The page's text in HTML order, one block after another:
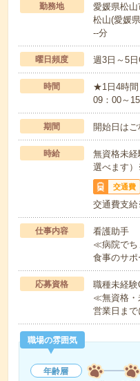
勤務地
愛媛県松山
松山(愛媛
--分
曜日頻度 週3日～5
時間
★1日4時間
09：00～
期間 開始日は
時給
無資格未
選べます
交通費
交通費支
仕事内容
看護助手
≪病院でち
食事のサ
応募資格
職種未経
≪無資格・
営業日ま
職場の雰囲気
年齢層